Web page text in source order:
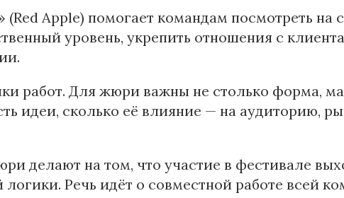
Apple) помогает командам посмотреть на
уровень, укрепить отношения с
работ. Для жюри важны не столько форма,
идеи, сколько её влияние — на аудиторию,
делают на том, что участие в фестивале
Речь идёт о совместной работе всей